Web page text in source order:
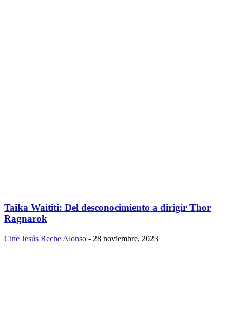
Taika Waititi: Del desconocimiento a dirigir Thor
Ragnarok
Cine Jesús Reche Alonso - 28 noviembre, 2023